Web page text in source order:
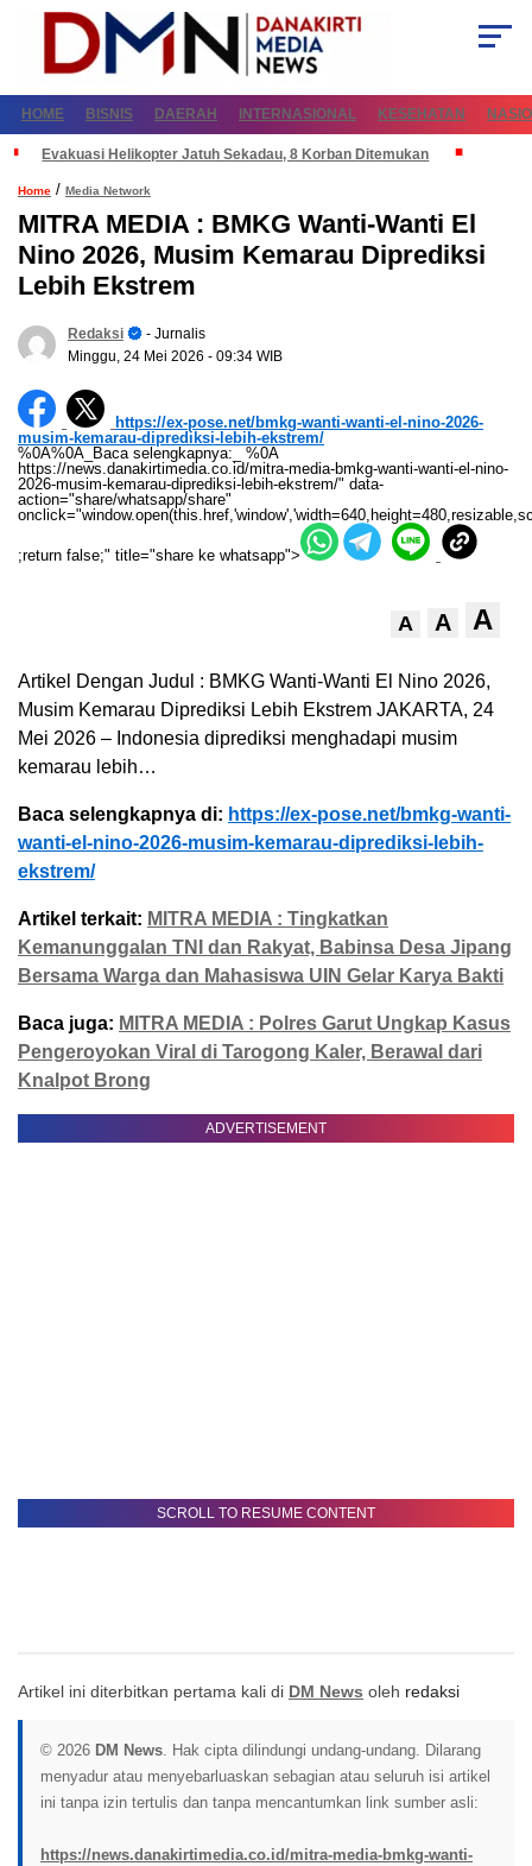
HOME BISNIS DAERAH INTERNASIONAL KESEHATAN
Evakuasi Helikopter Jatuh Sekadau, 8 Korban Ditemukan
Home / Media Network
MITRA MEDIA : BMKG Wanti-Wanti El
Nino 2026, Musim Kemarau Diprediksi
Lebih Ekstrem
Redaksi
- Jurnalis
Minggu, 24 Mei 2026 - 09:34 WIB
https://ex-pose.net/bmkg-wanti-wanti-el-nino-2026-
musim-kemarau-diprediksi-lebih-ekstrem/
%0A%0A_Baca selengkapnya:_ %0A
https://news.danakirtimedia.co.id/mitra-media-bmkg-wanti-wanti-el-nino-
2026-musim-kemarau-diprediksi-lebih-ekstrem/" data-
action="share/whatsapp/share"
;return false;" title="share ke whatsapp">
A A A
Artikel Dengan Judul : BMKG Wanti-Wanti El Nino 2026,
Musim Kemarau Diprediksi Lebih Ekstrem JAKARTA, 24
Mei 2026 – Indonesia diprediksi menghadapi musim
kemarau lebih…
Baca selengkapnya di: https://ex-pose.net/bmkg-wanti-
wanti-el-nino-2026-musim-kemarau-diprediksi-lebih-
ekstrem/
Artikel terkait: MITRA MEDIA : Tingkatkan
Kemanunggalan TNI dan Rakyat, Babinsa Desa Jipang
Bersama Warga dan Mahasiswa UIN Gelar Karya Bakti
Baca juga: MITRA MEDIA : Polres Garut Ungkap Kasus
Pengeroyokan Viral di Tarogong Kaler, Berawal dari
Knalpot Brong
ADVERTISEMENT
SCROLL TO RESUME CONTENT
Artikel ini diterbitkan pertama kali di DM News oleh redaksi
© 2026 DM News. Hak cipta dilindungi undang-undang. Dilarang
menyadur atau menyebarluaskan sebagian atau seluruh isi artikel
ini tanpa izin tertulis dan tanpa mencantumkan link sumber asli:
https://news.danakirtimedia.co.id/mitra-media-bmkg-wanti-